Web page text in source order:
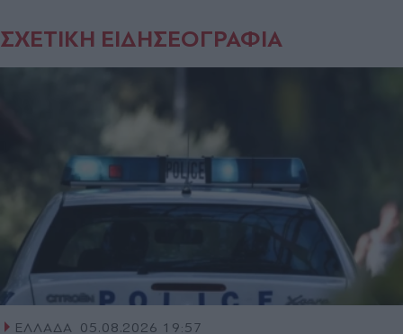
ΣΧΕΤΙΚΗ ΕΙΔΗΣΕΟΓΡΑΦΙΑ
ΕΛΛΑΔΑ 05.08.2026 19:57